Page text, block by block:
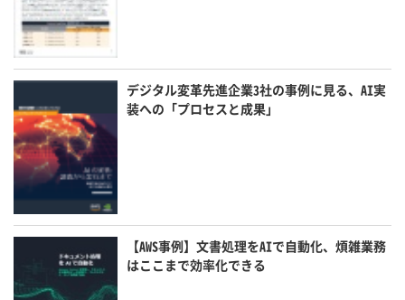
デジタル変革先進企業3社の事例に見る、AI実
装への「プロセスと成果」
【AWS事例】文書処理をAIで自動化、煩雑業務
はここまで効率化できる